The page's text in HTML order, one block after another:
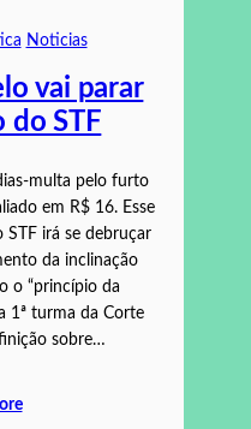
Noticias
vai parar
do STF
multa pelo furto
em R$ 16. Esse
irá se debruçar
da inclinação
o “princípio da
1ª turma da Corte
sobre…